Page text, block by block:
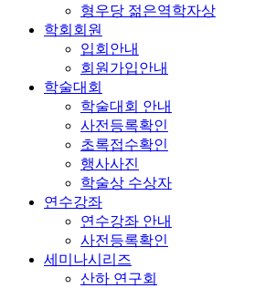
형우당 젊은역학자상
학회회원
입회안내
회원가입안내
학술대회
학술대회 안내
사전등록확인
초록접수확인
행사사진
학술상 수상자
연수강좌
연수강좌 안내
사전등록확인
세미나시리즈
산하 연구회